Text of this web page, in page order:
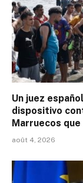
Un juez
dispositivo
Marruecos
août 4, 2026